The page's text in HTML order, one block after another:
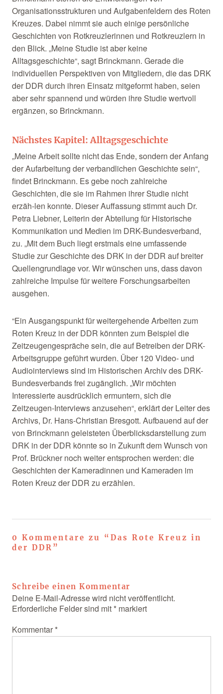
Organisationsstrukturen und Aufgabenfeldern des Roten
Kreuzes. Dabei nimmt sie auch einige persönliche
Geschichten von Rotkreuzlerinnen und Rotkreuzlern in
den Blick. „Meine Studie ist aber keine
Alltagsgeschichte“, sagt Brinckmann. Gerade die
individuellen Perspektiven von Mitgliedern, die das DRK
der DDR durch ihren Einsatz mitgeformt haben, seien
aber sehr spannend und würden ihre Studie wertvoll
ergänzen, so Brinckmann.
Nächstes Kapitel: Alltagsgeschichte
„Meine Arbeit sollte nicht das Ende, sondern der Anfang
der Aufarbeitung der verbandlichen Geschichte sein“,
findet Brinckmann. Es gebe noch zahlreiche
Geschichten, die sie im Rahmen ihrer Studie nicht
erzäh-len konnte. Dieser Auffassung stimmt auch Dr.
Petra Liebner, Leiterin der Abteilung für Historische
Kommunikation und Medien im DRK-Bundesverband,
zu. „Mit dem Buch liegt erstmals eine umfassende
Studie zur Geschichte des DRK in der DDR auf breiter
Quellengrundlage vor. Wir wünschen uns, dass davon
zahlreiche Impulse für weitere Forschungsarbeiten
ausgehen.
“Ein Ausgangspunkt für weitergehende Arbeiten zum
Roten Kreuz in der DDR könnten zum Beispiel die
Zeitzeugengespräche sein, die auf Betreiben der DRK-
Arbeitsgruppe geführt wurden. Über 120 Video- und
Audiointerviews sind im Historischen Archiv des DRK-
Bundesverbands frei zugänglich. „Wir möchten
Interessierte ausdrücklich ermuntern, sich die
Zeitzeugen-Interviews anzusehen“, erklärt der Leiter des
Archivs, Dr. Hans-Christian Bresgott. Aufbauend auf der
von Brinckmann geleisteten Überblicksdarstellung zum
DRK in der DDR könnte so in Zukunft dem Wunsch von
Prof. Brückner noch weiter entsprochen werden: die
Geschichten der Kameradinnen und Kameraden im
Roten Kreuz der DDR zu erzählen.
0 Kommentare zu “ Das Rote Kreuz in
der DDR ”
Schreibe einen Kommentar
Deine E-Mail-Adresse wird nicht veröffentlicht.
Erforderliche Felder sind mit *markiert
Kommentar *